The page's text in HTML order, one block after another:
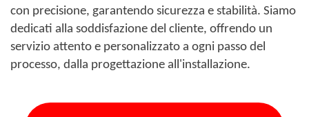
con precisione, garantendo sicurezza e stabilità. Siamo
dedicati alla soddisfazione del cliente, offrendo un
servizio attento e personalizzato a ogni passo del
processo, dalla progettazione all'installazione.